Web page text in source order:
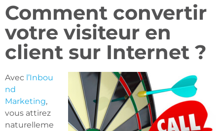
Comment convertir
votre visiteur en
client sur Internet ?
Avec l’Inbou
nd
Marketing,
vous attirez
naturelleme